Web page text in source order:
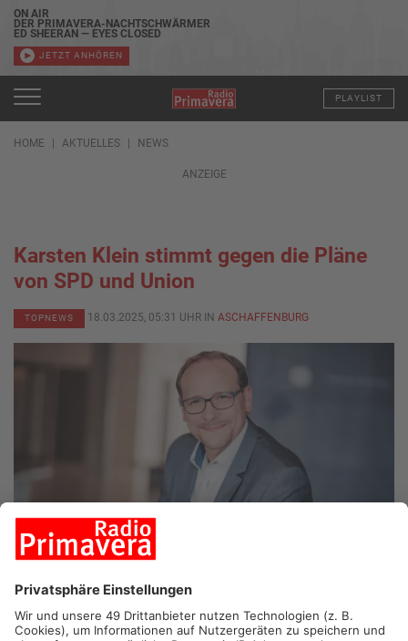
ON AIR
DER PRIMAVERA-NACHTSCHWÄRMER
ED SHEERAN — EYES CLOSED
JETZT ANHÖREN
PLAYLIST
HOME AKTUELLES NEWS
ANZEIGE
Karsten Klein stimmt gegen die Pläne
von SPD und Union
TOPNEWS 18.03.2025, 05:31 UHR IN ASCHAFFENBURG